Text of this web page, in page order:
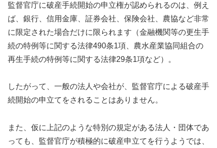
監督官庁に破産手続開始の申立権が認められるのは、例え
ば、銀行、信用金庫、証券会社、保険会社、農協など非常
に限定された場合だけに限られます（金融機関等の更生手
続の特例等に関する法律490条1項、農水産業協同組合の
再生手続の特例等に関する法律29条1項など）。
したがって、一般の法人や会社が、監督官庁による破産手
続開始の申立てをされることはありません。
また、仮に上記のような特別の規定がある法人・団体であ
っても、監督官庁が積極的に破産申立てを行うようでは、